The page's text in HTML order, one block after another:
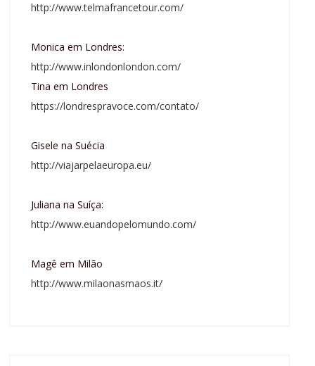
http://www.telmafrancetour.com/
Monica em Londres:
http://www.inlondonlondon.com/
Tina em Londres
https://londrespravoce.com/contato/
Gisele na Suécia
http://viajarpelaeuropa.eu/
Juliana na Suíça:
http://www.euandopelomundo.com/
Magê em Milão
http://www.milaonasmaos.it/